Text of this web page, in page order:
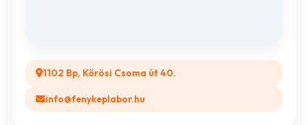
1102 Bp, Kőrösi Csoma út 40.
info@fenykeplabor.hu